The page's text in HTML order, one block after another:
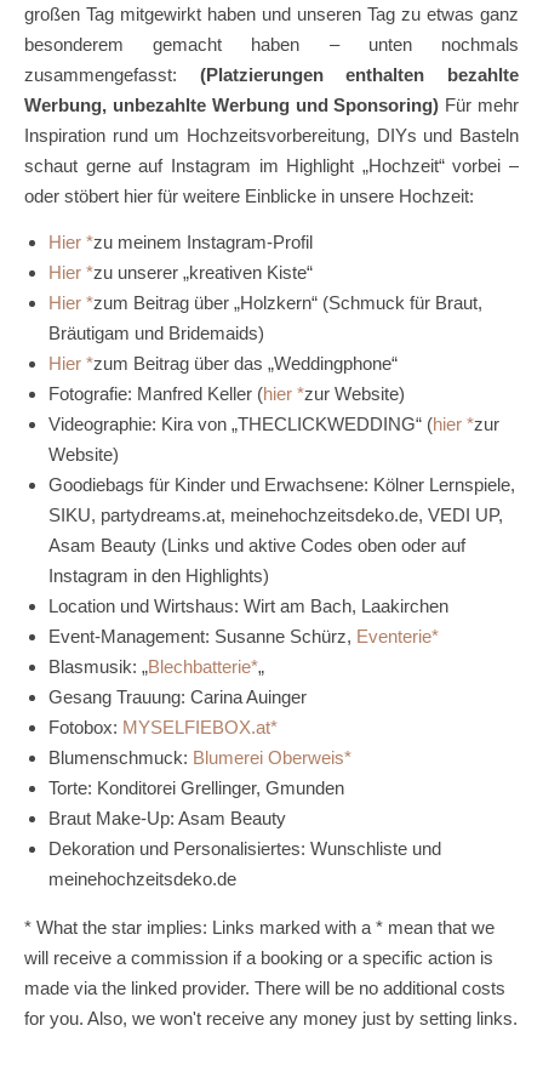
großen Tag mitgewirkt haben und unseren Tag zu etwas ganz
besonderem gemacht haben – unten nochmals
zusammengefasst: (Platzierungen enthalten bezahlte
Werbung, unbezahlte Werbung und Sponsoring) Für mehr
Inspiration rund um Hochzeitsvorbereitung, DIYs und Basteln
schaut gerne auf Instagram im Highlight „Hochzeit“ vorbei –
oder stöbert hier für weitere Einblicke in unsere Hochzeit:
Hier zu meinem Instagram-Profil
Hier zu unserer „kreativen Kiste“
Hier zum Beitrag über „Holzkern“ (Schmuck für Braut,
Bräutigam und Bridemaids)
Hier zum Beitrag über das „Weddingphone“
Fotografie: Manfred Keller (hier zur Website)
Videographie: Kira von „THECLICKWEDDING“ (hier zur
Website)
Goodiebags für Kinder und Erwachsene: Kölner Lernspiele,
SIKU, partydreams.at, meinehochzeitsdeko.de, VEDI UP,
Asam Beauty (Links und aktive Codes oben oder auf
Instagram in den Highlights)
Location und Wirtshaus: Wirt am Bach, Laakirchen
Event-Management: Susanne Schürz, Eventerie
Blasmusik: „Blechbatterie „
Gesang Trauung: Carina Auinger
Fotobox: MYSELFIEBOX.at
Blumenschmuck: Blumerei Oberweis
Torte: Konditorei Grellinger, Gmunden
Braut Make-Up: Asam Beauty
Dekoration und Personalisiertes: Wunschliste und
meinehochzeitsdeko.de
* What the star implies: Links marked with a * mean that we
will receive a commission if a booking or a specific action is
made via the linked provider. There will be no additional costs
for you. Also, we won't receive any money just by setting links.